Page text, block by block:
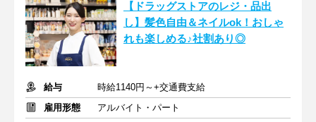
【ドラッグストアのレジ・品出
し】髪色自由＆ネイルok！おしゃ
れも楽しめる♪社割あり◎
給与
時給1140円～+交通費支給
雇用形態
アルバイト・パート